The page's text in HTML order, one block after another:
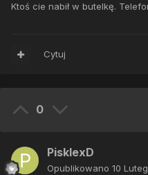
Ktoś cie nabił w butelkę.
Cytuj
0
PisklexD
Opublikowano 10